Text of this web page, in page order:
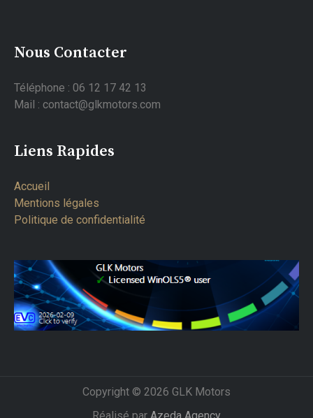
Nous Contacter
Téléphone : 06 12 17 42 13
Mail : contact@glkmotors.com
Liens Rapides
Accueil
Mentions légales
Politique de confidentialité
Copyright © 2026 GLK Motors